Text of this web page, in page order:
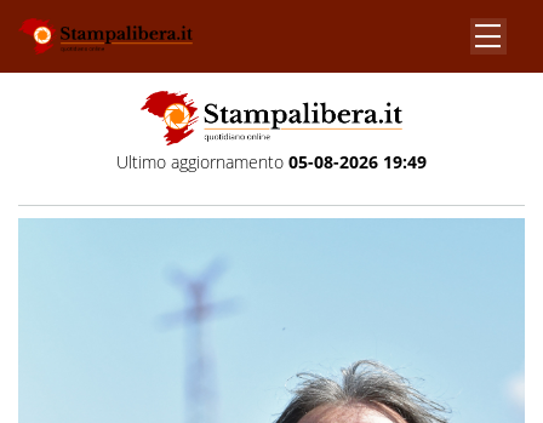
Ultimo aggiornamento 05-08-2026 19:49